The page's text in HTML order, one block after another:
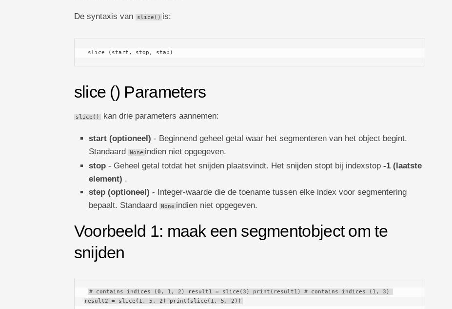
De syntaxis van slice() is:
slice (start, stop, stap)
slice () Parameters
slice() kan drie parameters aannemen:
start (optioneel) - Beginnend geheel getal waar het segmenteren van het object begint.
Standaard
None indien niet opgegeven.
stop- Geheel getal totdat het snijden plaatsvindt. Het snijden stopt bij indexstop -1 (laatste
element) .
step (optioneel) - Integer-waarde die de toename tussen elke index voor segmentering
bepaalt. Standaard
None indien niet opgegeven.
Voorbeeld 1: maak een segmentobject om te
snijden
# contains indices (0, 1, 2) result1 = slice(3) print(result1) # contains indices (1, 3)
result2 = slice(1, 5, 2) print(slice(1, 5, 2))